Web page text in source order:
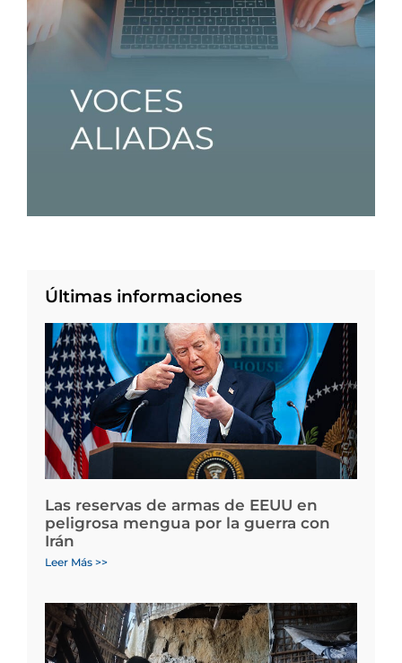
Últimas informaciones
Las reservas de armas de EEUU en
peligrosa mengua por la guerra con
Irán
Leer Más >>